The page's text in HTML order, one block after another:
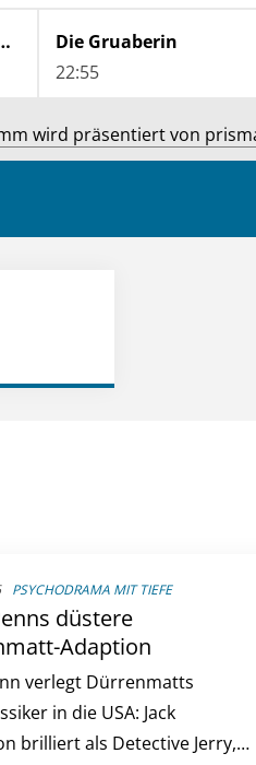
der Österreicher zur Adria
Die Gruaberin
22:55
wird präsentiert von
PSYCHODRAMA MIT TIEFE
düstere
Adaption
verlegt Dürrenmatts
in die USA: Jack
brilliert als Detective Jerry,